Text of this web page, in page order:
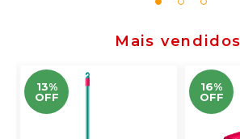
Mais vendidos
13%
OFF
16%
OFF